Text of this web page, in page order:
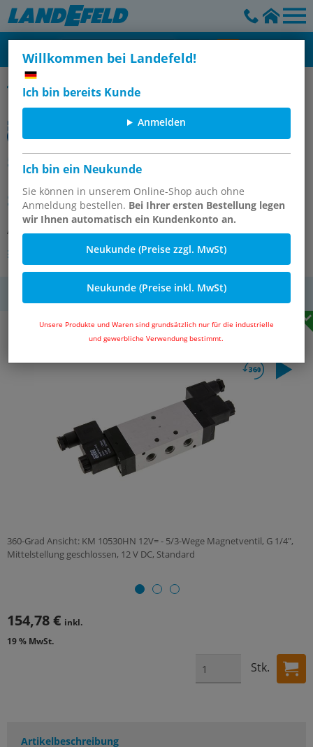
Willkommen bei Landefeld!
Ich bin bereits Kunde
Anmelden
Ich bin ein Neukunde
Sie können in unserem Online-Shop auch ohne
Anmeldung bestellen. Bei Ihrer ersten Bestellung legen
wir Ihnen automatisch ein Kundenkonto an.
Neukunde (Preise zzgl. MwSt)
Neukunde (Preise inkl. MwSt)
Unsere Produkte und Waren sind grundsätzlich nur für die industrielle
und gewerbliche Verwendung bestimmt.
5/3-Wege Magnetventile, Baureihe KM
5/3-Wege Magnetventil, G 1/4",
Mittelstellung geschlossen, 12 V DC,
Standard
Artikelnummer: KM 10530HN 12V=
Andere Varianten des Artikels
360-Grad Ansicht: KM 10530HN 12V= - 5/3-Wege Magnetventil, G 1/4",
Mittelstellung geschlossen, 12 V DC, Standard
154,78 € inkl.
19 % MwSt.
Stk.
Artikelbeschreibung